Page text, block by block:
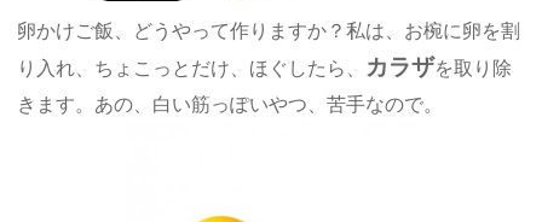
卵かけご飯、どうやって作りますか？私は、お椀に卵を割
り入れ、ちょこっとだけ、ほぐしたら、 カラザを取り除
きます。あの、白い筋っぽいやつ、苦手なので。